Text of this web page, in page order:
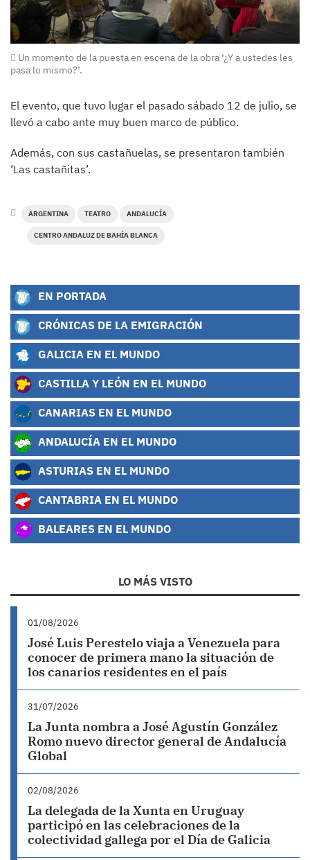
Un momento de la puesta en escena de la obra ‘¿Y a ustedes les
pasa lo mismo?’.
El evento, que tuvo lugar el pasado sábado 12 de julio, se
llevó a cabo ante muy buen marco de público.
Además, con sus castañuelas, se presentaron también
‘Las castañitas’.
ARGENTINA TEATRO ANDALUCÍA
CENTRO ANDALUZ DE BAHÍA BLANCA
EN PORTADA
CRÓNICAS DE LA EMIGRACIÓN
GALICIA EN EL MUNDO
CASTILLA Y LEÓN EN EL MUNDO
CANARIAS EN EL MUNDO
ANDALUCÍA EN EL MUNDO
ASTURIAS EN EL MUNDO
CANTABRIA EN EL MUNDO
BALEARES EN EL MUNDO
LO MÁS VISTO
01/08/2026
José Luis Perestelo viaja a Venezuela para
conocer de primera mano la situación de
los canarios residentes en el país
31/07/2026
La Junta nombra a José Agustín González
Romo nuevo director general de Andalucía
Global
02/08/2026
La delegada de la Xunta en Uruguay
participó en las celebraciones de la
colectividad gallega por el Día de Galicia